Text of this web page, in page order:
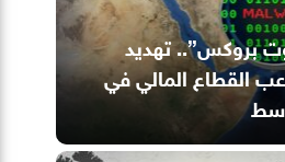
بروكس”.. تهديد
القطاع المالي في